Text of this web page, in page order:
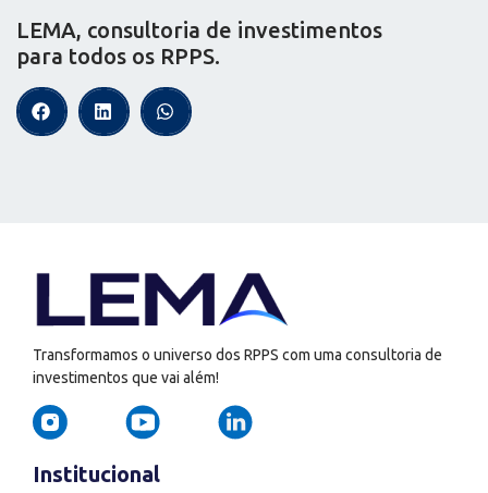
LEMA, consultoria de investimentos
para todos os RPPS.
Transformamos o universo dos RPPS com uma consultoria de
investimentos que vai além!
Institucional